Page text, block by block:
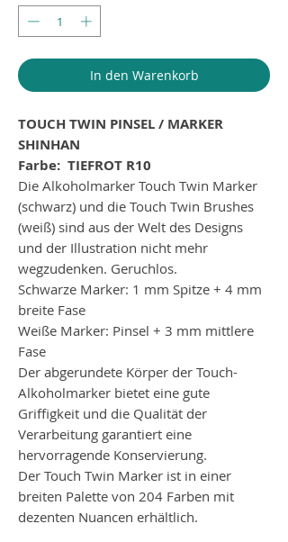
In den Warenkorb
TOUCH TWIN PINSEL / MARKER
SHINHAN
Farbe: TIEFROT R10
Die Alkoholmarker Touch Twin Marker
(schwarz) und die Touch Twin Brushes
(weiß) sind aus der Welt des Designs
und der Illustration nicht mehr
wegzudenken. Geruchlos.
Schwarze Marker: 1 mm Spitze + 4 mm
breite Fase
Weiße Marker: Pinsel + 3 mm mittlere
Fase
Der abgerundete Körper der Touch-
Alkoholmarker bietet eine gute
Griffigkeit und die Qualität der
Verarbeitung garantiert eine
hervorragende Konservierung.
Der Touch Twin Marker ist in einer
breiten Palette von 204 Farben mit
dezenten Nuancen erhältlich.